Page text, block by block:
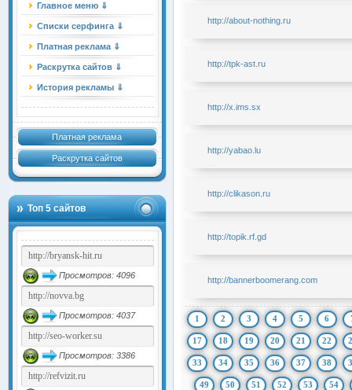
Главное меню ⇓
Списки серфинга ⇓
Платная реклама ⇓
Раскрутка сайтов ⇓
История рекламы ⇓
Платная реклама
Раскрутка сайтов
Топ 5 сайтов
Просмотров: 4096
Просмотров: 4037
Просмотров: 3386
http://about-nothing.ru
http://tpk-ast.ru
http://x.ims.sx
http://yabao.lu
http://clikason.ru
http://topik.rf.gd
http://bannerboomerang.com
1 2 3 4 5 6
17 18 19 20 21 22
33 34 35 36 37 38
49 50 51 52 53 54